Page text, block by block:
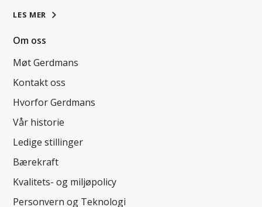
LES MER
Om oss
Møt Gerdmans
Kontakt oss
Hvorfor Gerdmans
Vår historie
Ledige stillinger
Bærekraft
Kvalitets- og miljøpolicy
Personvern og Teknologi